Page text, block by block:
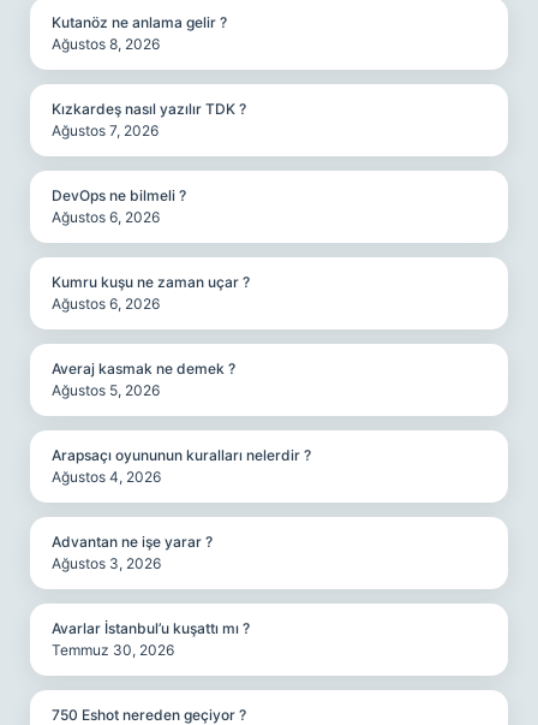
Kutanöz ne anlama gelir ?
Ağustos 8, 2026
Kızkardeş nasıl yazılır TDK ?
Ağustos 7, 2026
DevOps ne bilmeli ?
Ağustos 6, 2026
Kumru kuşu ne zaman uçar ?
Ağustos 6, 2026
Averaj kasmak ne demek ?
Ağustos 5, 2026
Arapsaçı oyununun kuralları nelerdir ?
Ağustos 4, 2026
Advantan ne işe yarar ?
Ağustos 3, 2026
Avarlar İstanbul’u kuşattı mı ?
Temmuz 30, 2026
750 Eshot nereden geçiyor ?